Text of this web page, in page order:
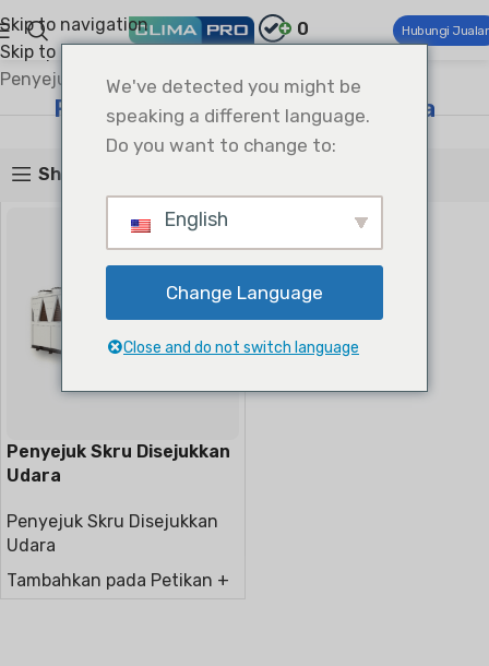
Skip to navigation
Skip to main content
0 Hubungi
Climapro® HVAC komersial Penyejuk Sejuk Udara
Penyejuk Skru Disejukkan Udara
Penyejuk Skru Disejukkan Udara
Show sidebar
Penyejuk Skru Disejukkan
Udara
Penyejuk Skru Disejukkan
Udara
Tambahkan pada Petikan +
We've detected you might be
speaking a different language.
Do you want to change to:
English
Change Language
Close and do not switch language